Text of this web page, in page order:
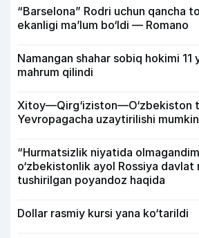
“Barselona” Rodri uchun qancha
ekanligi ma’lum bo‘ldi — Romano
Namangan shahar sobiq hokimi
mahrum qilindi
Xitoy—Qirg‘iziston—O‘zbekiston
Yevropagacha uzaytirilishi mumkin
“Hurmatsizlik niyatida
o‘zbekistonlik ayol Rossiya davlat
tushirilgan poyandoz haqida
Dollar rasmiy kursi yana ko‘tarildi